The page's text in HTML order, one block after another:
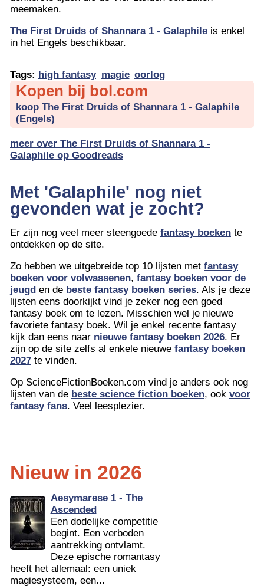
meemaken.
The First Druids of Shannara 1 - Galaphile is enkel
in het Engels beschikbaar.
Tags: high fantasy magie oorlog
Kopen bij bol.com
koop The First Druids of Shannara 1 - Galaphile
(Engels)
meer over The First Druids of Shannara 1 -
Galaphile op Goodreads
Met 'Galaphile' nog niet
gevonden wat je zocht?
Er zijn nog veel meer steengoede fantasy boeken te
ontdekken op de site.
Zo hebben we uitgebreide top 10 lijsten met fantasy
boeken voor volwassenen, fantasy boeken voor de
jeugd en de beste fantasy boeken series. Als je deze
lijsten eens doorkijkt vind je zeker nog een goed
fantasy boek om te lezen. Misschien wel je nieuwe
favoriete fantasy boek. Wil je enkel recente fantasy
kijk dan eens naar nieuwe fantasy boeken 2026. Er
zijn op de site zelfs al enkele nieuwe fantasy boeken
2027 te vinden.
Op ScienceFictionBoeken.com vind je anders ook nog
lijsten van de beste science fiction boeken, ook voor
fantasy fans. Veel leesplezier.
Nieuw in 2026
Aesymarese 1 - The
Ascended
Een dodelijke competitie
begint. Een verboden
aantrekking ontvlamt.
Deze epische romantasy
heeft het allemaal: een uniek
magiesysteem, een...